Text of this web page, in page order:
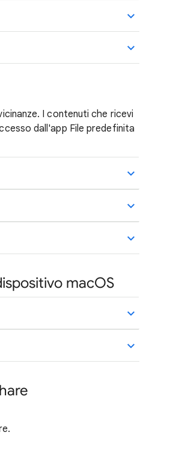
I contenuti che ricevi
dall'app File predefinita
macOS